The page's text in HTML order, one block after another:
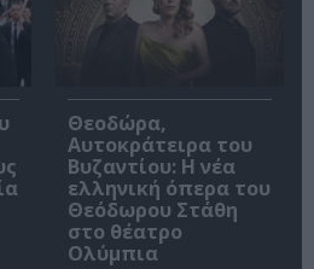
Θεοδώρα,
Αυτοκράτειρα του
Βυζαντίου: Η νέα
ελληνική όπερα του
Θεόδωρου Στάθη
στο θέατρο
Ολύμπια